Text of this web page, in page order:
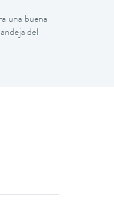
una buena
del